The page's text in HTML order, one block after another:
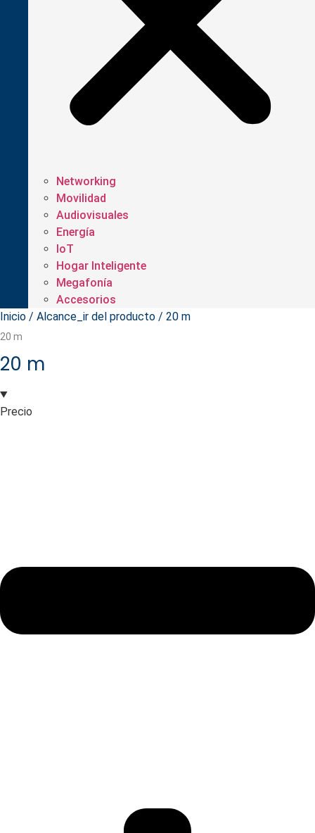
Networking
Movilidad
Audiovisuales
Energía
IoT
Hogar Inteligente
Megafonía
Accesorios
Inicio / Alcance_ir del producto / 20 m
20 m
20 m
Precio